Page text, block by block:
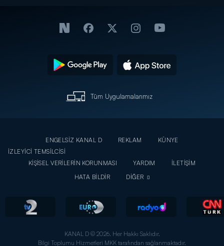
Tüm Uygulamalarımız
ENGELSİZ KANAL D REKLAM
KÜNYE
İZLEYİCİ TEMSİLCİSİ
KİŞİSEL VERİLERİN KORUNMASI
YARDIM
İLETİŞİM
HATA BİLDİR
DİĞER
KANAL D © 2026. Her Hakkı Saklıdır.
Bilgi Toplumu Hizmetleri MKK tarafından sağlanmaktadır.